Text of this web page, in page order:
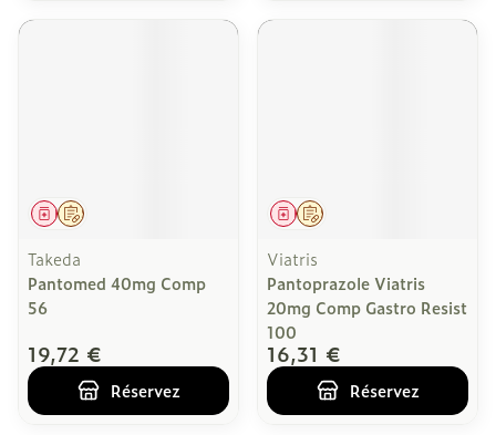
Sur prescription
Médicament
Takeda
Pantomed 40mg Comp
56
19,72 €
Réservez
Sur prescription
Médicament
Viatris
Pantoprazole Viatris
20mg Comp Gastro Resist
100
16,31 €
Réservez